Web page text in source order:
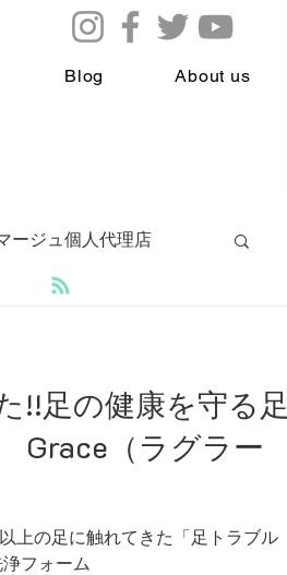
Blog About us
ージュ個人代理店
クール
!!足の健康を守る足
Grace（ラグラー
上の足に触れてきた「足トラブル
フォーム